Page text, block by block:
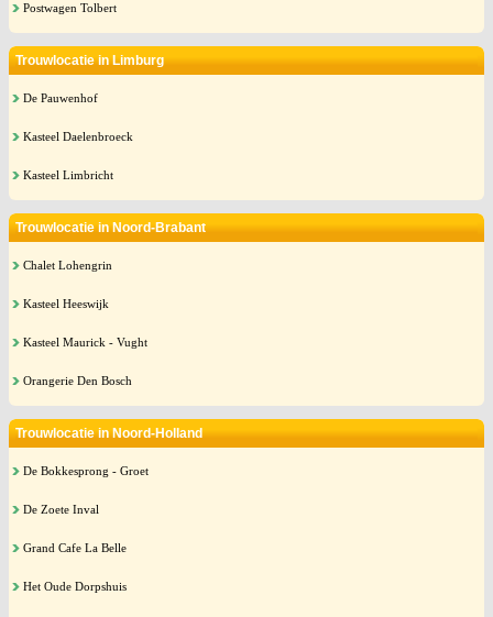
Postwagen Tolbert
Trouwlocatie in Limburg
De Pauwenhof
Kasteel Daelenbroeck
Kasteel Limbricht
Trouwlocatie in Noord-Brabant
Chalet Lohengrin
Kasteel Heeswijk
Kasteel Maurick - Vught
Orangerie Den Bosch
Trouwlocatie in Noord-Holland
De Bokkesprong - Groet
De Zoete Inval
Grand Cafe La Belle
Het Oude Dorpshuis